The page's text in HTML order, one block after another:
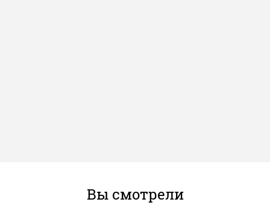
Вы смотрели